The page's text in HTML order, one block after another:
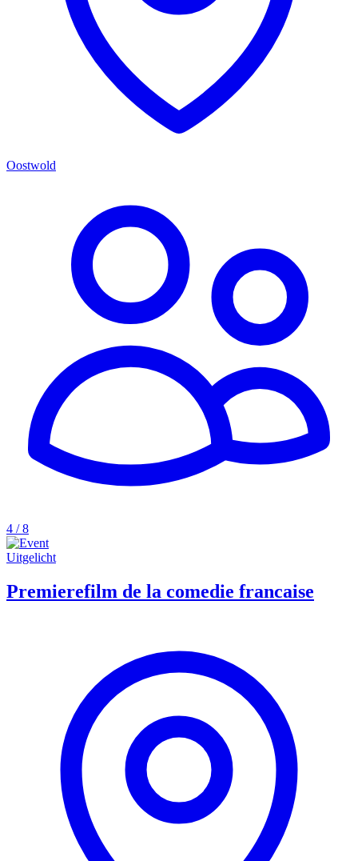
Oostwold
4 / 8
Uitgelicht
Premierefilm de la comedie francaise